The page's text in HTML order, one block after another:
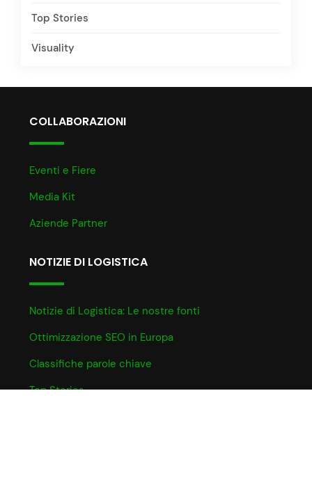
Top Stories
Visuality
COLLABORAZIONI
Eventi e Fiere
Media Kit
Aziende Partner
NOTIZIE DI LOGISTICA
Notizie di Logistica: Le nostre fonti
Ottimizzazione SEO in Europa
Classifiche parole chiave
Top Stories